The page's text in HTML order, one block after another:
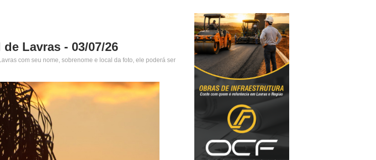
Lavras - 03/07/26
com seu nome, sobrenome e local da foto, ele poderá ser